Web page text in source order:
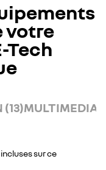
votre
Tech
(13)MULTIMEDIA
sur ce